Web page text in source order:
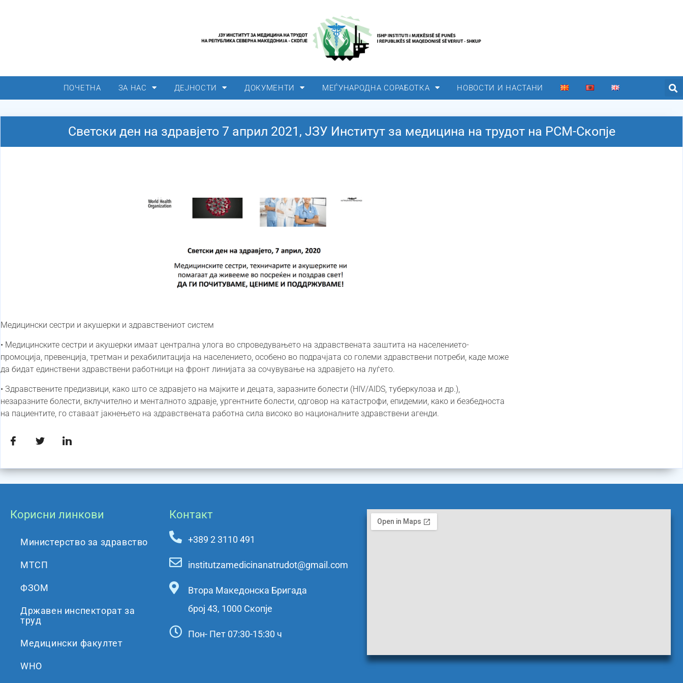
ПОЧЕТНА ЗА НАС ДЕЈНОСТИ ДОКУМЕНТИ МЕЃУНАРОДНА СОРАБОТКА НОВОСТИ И НАСТАНИ
Светски ден на здравјето 7 април 2021, ЈЗУ Институт за медицина на трудот на РСМ-Скопје
Медицински сестри и акушерки и здравствениот систем
• Медицинските сестри и акушерки имаат централна улога во спроведувањето на здравствената заштита на населението-
промоција, превенција, третман и рехабилитација на населението, особено во подрачјата со големи здравствени потреби, каде може
да бидат единствени здравствени работници на фронт линијата за сочувување на здравјето на луѓето.
• Здравствените предизвици, како што се здравјето на мајките и децата, заразните болести (HIV/AIDS, туберкулоза и др.),
незаразните болести, вклучително и менталното здравје, ургентните болести, одговор на катастрофи, епидемии, како и безбедноста
на пациентите, го ставаат јакнењето на здравствената работна сила високо во националните здравствени агенди.
Корисни линкови
Министерство за здравство
МТСП
ФЗОМ
Државен инспекторат за
труд
Медицински факултет
WHO
Контакт
+389 2 3110 491
institutzamedicinanatrudot@gmail.com
Втора Македонска Бригада
број 43, 1000 Скопје
Пон- Пет 07:30-15:30 ч